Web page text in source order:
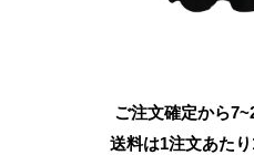
ご注文確定から
送料は1注文あたり